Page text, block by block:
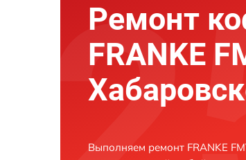
Ремонт
FRANKE
Выполняем ремонт FRANKE